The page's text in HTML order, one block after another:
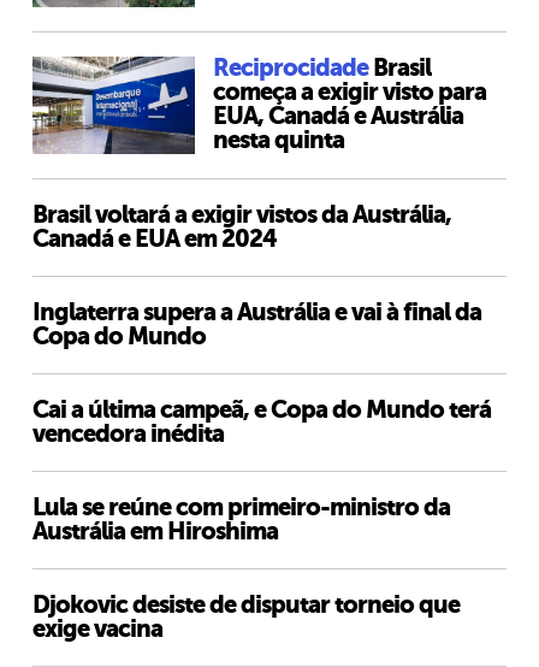
Reciprocidade Brasil
começa a exigir visto para
EUA, Canadá e Austrália
nesta quinta
Brasil voltará a exigir vistos da Austrália,
Canadá e EUA em 2024
Inglaterra supera a Austrália e vai à final da
Copa do Mundo
Cai a última campeã, e Copa do Mundo terá
vencedora inédita
Lula se reúne com primeiro-ministro da
Austrália em Hiroshima
Djokovic desiste de disputar torneio que
exige vacina